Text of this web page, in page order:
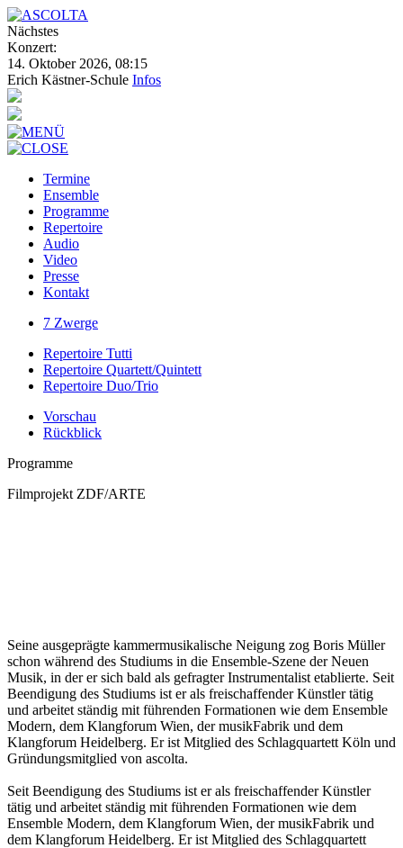
Nächstes
Konzert:
14. Oktober 2026, 08:15
Erich Kästner-Schule Infos
Termine
Ensemble
Programme
Repertoire
Audio
Video
Presse
Kontakt
7 Zwerge
Repertoire Tutti
Repertoire Quartett/Quintett
Repertoire Duo/Trio
Vorschau
Rückblick
Programme
Filmprojekt ZDF/ARTE
Seine ausgeprägte kammermusikalische Neigung zog Boris Müller
schon während des Studiums in die Ensemble-Szene der Neuen
Musik, in der er sich bald als gefragter Instrumentalist etablierte. Seit
Beendigung des Studiums ist er als freischaffender Künstler tätig
und arbeitet ständig mit führenden Formationen wie dem Ensemble
Modern, dem Klangforum Wien, der musikFabrik und dem
Klangforum Heidelberg. Er ist Mitglied des Schlagquartett Köln und
Gründungsmitglied von ascolta.
Seit Beendigung des Studiums ist er als freischaffender Künstler
tätig und arbeitet ständig mit führenden Formationen wie dem
Ensemble Modern, dem Klangforum Wien, der musikFabrik und
dem Klangforum Heidelberg. Er ist Mitglied des Schlagquartett